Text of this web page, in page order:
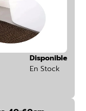
Disponible
En Stock